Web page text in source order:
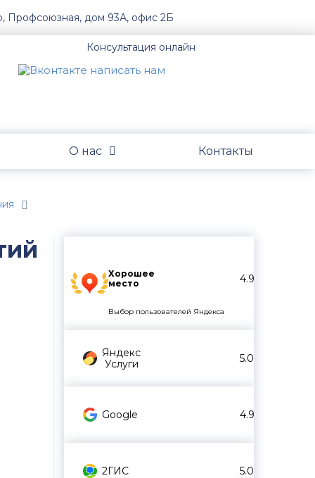
Профсоюзная, дом 93А, офис 2Б
Консультация онлайн
О нас Контакты
Хорошее
место
4.9
Выбор пользователей Яндекса
Яндекс
Услуги
5.0
Google 4.9
2ГИС 5.0